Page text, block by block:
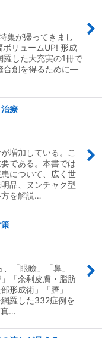
集が帰ってきまし
リュームUP! 形成
した大充実の1冊で
合創を得るために―
療
増加している。こ
である。本書では
について、広く世
品、ヌンチャク型
方を解説…
「眼瞼」「鼻」
「余剰皮膚・脂肪
形成術」「臍」
網羅した332症例を
真…